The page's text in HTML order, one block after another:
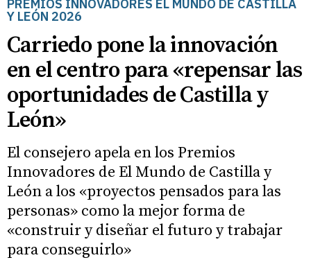
PREMIOS INNOVADORES EL MUNDO DE CASTILLA
Y LEÓN 2026
Carriedo pone la innovación
en el centro para «repensar las
oportunidades de Castilla y
León»
El consejero apela en los Premios
Innovadores de El Mundo de Castilla y
León a los «proyectos pensados para las
personas» como la mejor forma de
«construir y diseñar el futuro y trabajar
para conseguirlo»